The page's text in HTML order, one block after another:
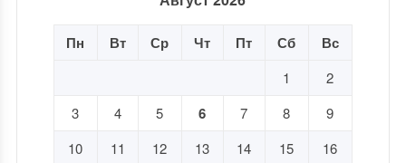
Пн Вт Ср Чт Пт Сб Вс
1
2
3
4 5 6 7 8
9
10
11 12 13 14 15
16